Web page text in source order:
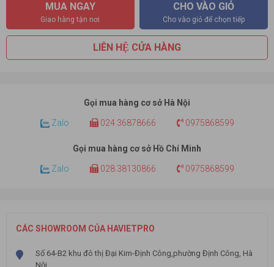
MUA NGAY
Giao hàng tận nơi
CHO VÀO GIỎ
Cho vào giỏ để chọn tiếp
LIÊN HỆ CỬA HÀNG
Gọi mua hàng cơ sở Hà Nội
Zalo 024.36878666 0975868599
Gọi mua hàng cơ sở Hồ Chí Minh
Zalo 028.38130866 0975868599
CÁC SHOWROOM CỦA HAVIETPRO
Số 64-B2 khu đô thị Đại Kim-Định Công,phường Định Công, Hà
Nội